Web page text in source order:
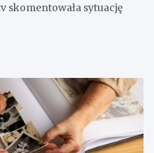
skomentowała sytuację